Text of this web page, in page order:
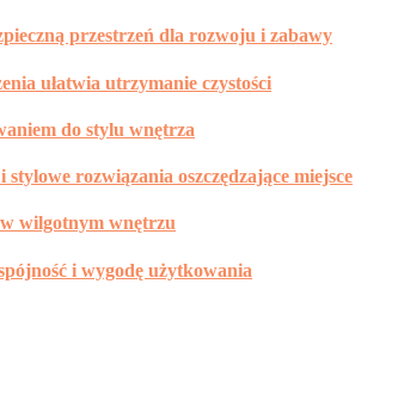
przestrzeń dla rozwoju i zabawy
ułatwia utrzymanie czystości
do stylu wnętrza
rozwiązania oszczędzające miejsce
wilgotnym wnętrzu
i wygodę użytkowania